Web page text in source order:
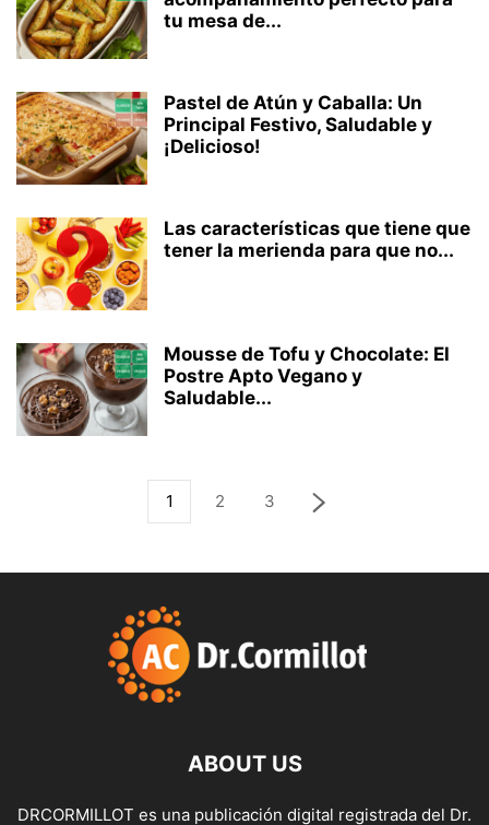
tu mesa de...
Pastel de Atún y Caballa: Un
Principal Festivo, Saludable y
¡Delicioso!
Las características que tiene que
tener la merienda para que no...
Mousse de Tofu y Chocolate: El
Postre Apto Vegano y
Saludable...
1 2 3
ABOUT US
DRCORMILLOT es una publicación digital registrada del Dr.